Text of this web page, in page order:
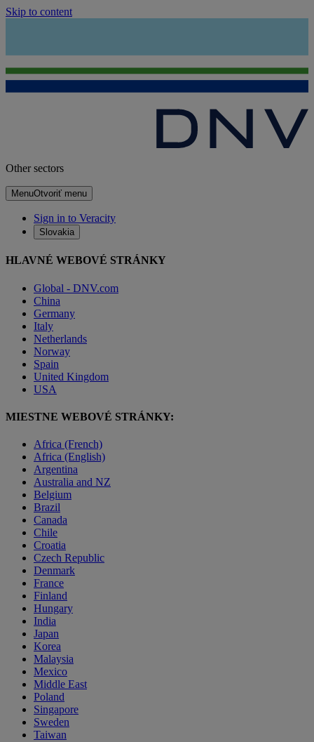
Skip to content
Other sectors
MenuOtvoriť menu
Sign in to Veracity
Slovakia
HLAVNÉ WEBOVÉ STRÁNKY
Global - DNV.com
China
Germany
Italy
Netherlands
Norway
Spain
United Kingdom
USA
MIESTNE WEBOVÉ STRÁNKY:
Africa (French)
Africa (English)
Argentina
Australia and NZ
Belgium
Brazil
Canada
Chile
Croatia
Czech Republic
Denmark
France
Finland
Hungary
India
Japan
Korea
Malaysia
Mexico
Middle East
Poland
Singapore
Sweden
Taiwan